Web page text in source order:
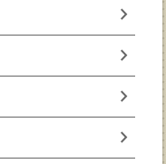
chevron_right
chevron_right
chevron_right
chevron_right